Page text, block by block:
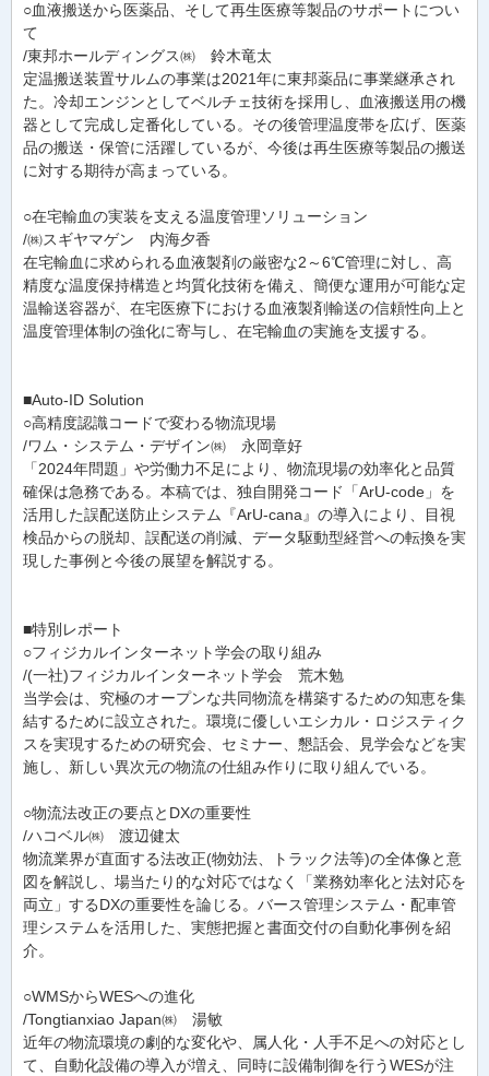
○血液搬送から医薬品、そして再生医療等製品のサポートについ
て
/東邦ホールディングス㈱ 鈴木竜太
定温搬送装置サルムの事業は2021年に東邦薬品に事業継承され
た。冷却エンジンとしてベルチェ技術を採用し、血液搬送用の機
器として完成し定番化している。その後管理温度帯を広げ、医薬
品の搬送・保管に活躍しているが、今後は再生医療等製品の搬送
に対する期待が高まっている。
○在宅輸血の実装を支える温度管理ソリューション
/㈱スギヤマゲン 内海夕香
在宅輸血に求められる血液製剤の厳密な2～6℃管理に対し、高
精度な温度保持構造と均質化技術を備え、簡便な運用が可能な定
温輸送容器が、在宅医療下における血液製剤輸送の信頼性向上と
温度管理体制の強化に寄与し、在宅輸血の実施を支援する。
■Auto-ID Solution
○高精度認識コードで変わる物流現場
/ワム・システム・デザイン㈱ 永岡章好
「2024年問題」や労働力不足により、物流現場の効率化と品質
確保は急務である。本稿では、独自開発コード「ArU-code」を
活用した誤配送防止システム『ArU-cana』の導入により、目視
検品からの脱却、誤配送の削減、データ駆動型経営への転換を実
現した事例と今後の展望を解説する。
■特別レポート
○フィジカルインターネット学会の取り組み
/(一社)フィジカルインターネット学会 荒木勉
当学会は、究極のオープンな共同物流を構築するための知恵を集
結するために設立された。環境に優しいエシカル・ロジスティク
スを実現するための研究会、セミナー、懇話会、見学会などを実
施し、新しい異次元の物流の仕組み作りに取り組んでいる。
○物流法改正の要点とDXの重要性
/ハコベル㈱ 渡辺健太
物流業界が直面する法改正(物効法、トラック法等)の全体像と意
図を解説し、場当たり的な対応ではなく「業務効率化と法対応を
両立」するDXの重要性を論じる。バース管理システム・配車管
理システムを活用した、実態把握と書面交付の自動化事例を紹
介。
○WMSからWESへの進化
/Tongtianxiao Japan㈱ 湯敏
近年の物流環境の劇的な変化や、属人化・人手不足への対応とし
て、自動化設備の導入が増え、同時に設備制御を行うWESが注